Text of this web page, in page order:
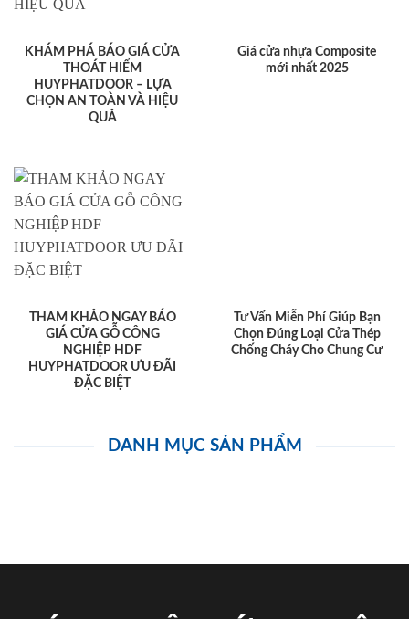
KHÁM PHÁ BÁO GIÁ CỬA
THOÁT HIỂM
HUYPHATDOOR – LỰA
CHỌN AN TOÀN VÀ HIỆU
QUẢ
Giá cửa nhựa Composite
mới nhất 2025
THAM KHẢO NGAY BÁO
GIÁ CỬA GỖ CÔNG
NGHIỆP HDF
HUYPHATDOOR ƯU ĐÃI
ĐẶC BIỆT
Tư Vấn Miễn Phí Giúp Bạn
Chọn Đúng Loại Cửa Thép
Chống Cháy Cho Chung Cư
DANH MỤC SẢN PHẨM